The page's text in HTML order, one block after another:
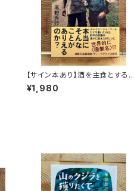
【サイン本あり】酒を主食とする
人々 エチオピアの科学的秘境を
旅する
¥1,980